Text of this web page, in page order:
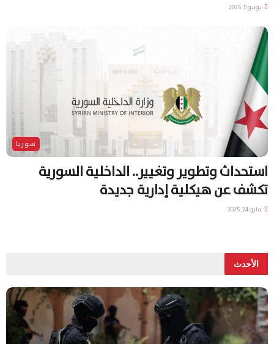
يونيو 5, 2025
سوريا
استحداث وتطوير وتغيير.. الداخلية السورية
تكشف عن هيكلية إدارية جديدة
مايو 24, 2025
الأحدث